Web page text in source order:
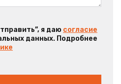
я даю согласие
данных. Подробнее